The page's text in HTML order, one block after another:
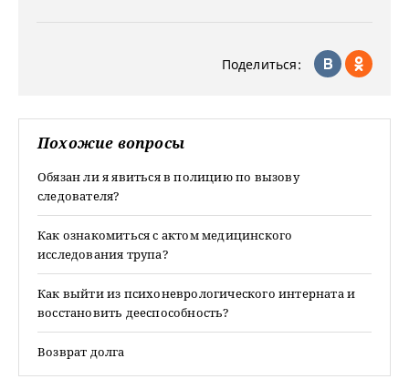
Поделиться:
Похожие вопросы
Обязан ли я явиться в полицию по вызову
следователя?
Как ознакомиться с актом медицинского
исследования трупа?
Как выйти из психоневрологического интерната и
восстановить дееспособность?
Возврат долга